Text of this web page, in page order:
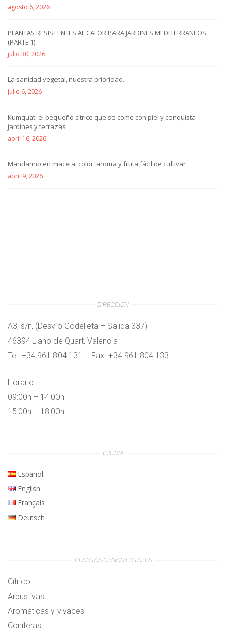
agosto 6, 2026
PLANTAS RESISTENTES AL CALOR PARA JARDINES MEDITERRANEOS
(PARTE 1)
julio 30, 2026
La sanidad vegetal, nuestra prioridad.
julio 6, 2026
Kumquat: el pequeño cítrico que se come con piel y conquista
jardines y terrazas
abril 16, 2026
Mandarino en maceta: color, aroma y fruta fácil de cultivar
abril 9, 2026
DIRECCIÓN
A3, s/n, (Desvío Godelleta – Salida 337)
46394 Llano de Quart, Valencia
Tel. +34 961 804 131 – Fax. +34 961 804 133
Horario:
09:00h – 14:00h
15:00h – 18:00h
IDIOMA
Español
English
Français
Deutsch
PLANTAS ORNAMENTALES
Cítrico
Arbustivas
Aromáticas y vivaces
Coníferas